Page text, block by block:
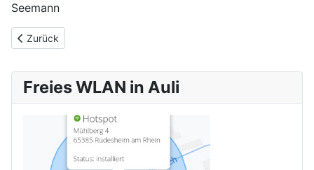
Seemann
Vorheriger Beitrag: Aulhauser Sternenweg
Zurück
Freies WLAN in Auli